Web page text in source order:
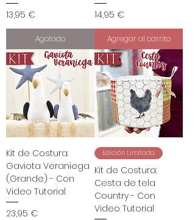
Precio
13,95 €
Agotado
Precio
14,95 €
Agregar al carrito
Kit de Costura:
Gaviota Veraniega
(Grande) - Con
Video Tutorial
Precio
23,95 €
Edición Limitada
Kit de Costura:
Cesta de tela
Country - Con
Video Tutorial